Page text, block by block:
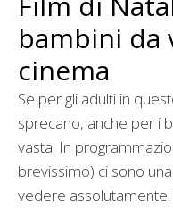
bambini da
cinema
Se per gli adulti in
sprecano, anche per i
vasta. In
brevissimo) ci sono
vedere